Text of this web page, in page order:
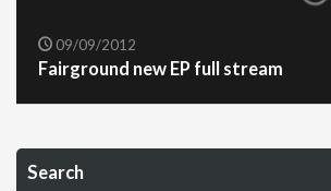
09/09/2012
Fairground new EP full stream
Search